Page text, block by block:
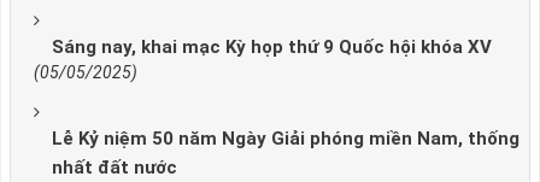
Sáng nay, khai mạc Kỳ họp thứ 9 Quốc hội khóa XV
(05/05/2025)
Lễ Kỷ niệm 50 năm Ngày Giải phóng miền Nam, thống
nhất đất nước